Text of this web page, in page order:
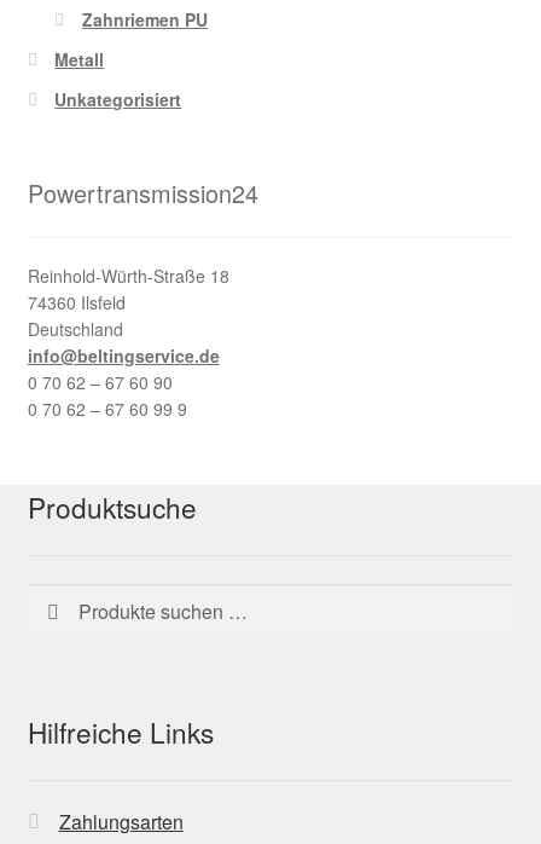
Zahnriemen PU
Metall
Unkategorisiert
Powertransmission24
Reinhold-Würth-Straße 18
74360 Ilsfeld
Deutschland
info@beltingservice.de
0 70 62 – 67 60 90
0 70 62 – 67 60 99 9
Produktsuche
Suchen
nach:
Suchen
Hilfreiche Links
Zahlungsarten